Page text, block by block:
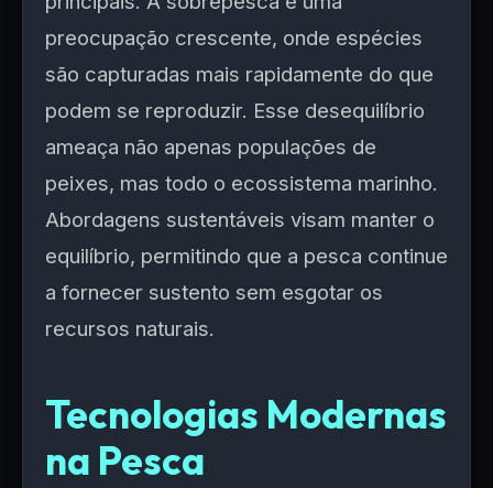
preocupação crescente, onde espécies
são capturadas mais rapidamente do que
podem se reproduzir. Esse desequilíbrio
ameaça não apenas populações de
peixes, mas todo o ecossistema marinho.
Abordagens sustentáveis visam manter o
equilíbrio, permitindo que a pesca continue
a fornecer sustento sem esgotar os
recursos naturais.
Tecnologias Modernas
na Pesca